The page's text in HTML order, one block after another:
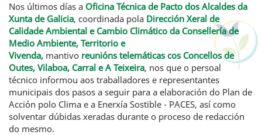
Nos últimos días a Oficina Técnica de Pacto dos Alcaldes da
Xunta de Galicia, coordinada pola Dirección Xeral de
Calidade Ambiental e Cambio Climático da Consellería de
Medio Ambiente, Territorio e
Vivenda, mantivo reunións telemáticas cos Concellos de
Outes, Vilaboa, Carral e A Teixeira, nos que o persoal
técnico informou aos traballadores e representantes
municipais dos pasos a seguir para a elaboración do Plan de
Acción polo Clima e a Enerxía Sostible - PACES, así como
solventar dúbidas xeradas durante o proceso de redacción
do mesmo.